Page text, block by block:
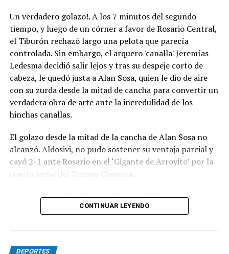
Un verdadero golazo!. A los 7 minutos del segundo
tiempo, y luego de un córner a favor de Rosario Central,
el Tiburón rechazó largo una pelota que parecía
controlada. Sin embargo, el arquero 'canalla' Jeremías
Ledesma decidió salir lejos y tras su despeje corto de
cabeza, le quedó justa a Alan Sosa, quien le dio de aire
con su zurda desde la mitad de cancha para convertir un
verdadera obra de arte ante la incredulidad de los
hinchas canallas.
El golazo desde la mitad de la cancha de Alan Sosa no
alcanzó. Aldosivi, no pudo sostener su ventaja parcial y
cayó 2-1 ante Rosario en el ‘Gigante de Arroyito’ por la
cuarta fecha del Torneo Clausura.
Foto Alan Sosa festeja su golazo en el Gigante de
Arroyito. FotobairesCONTINUAR LEYENDO
DEPORTES